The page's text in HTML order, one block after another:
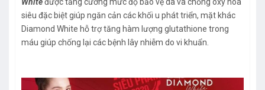
siêu đặc biệt giúp ngăn cản các khối u phát triển, mặt khác
Diamond White hỗ trợ tăng hàm lượng glutathione trong
máu giúp chống lại các bệnh lây nhiễm do vi khuẩn.